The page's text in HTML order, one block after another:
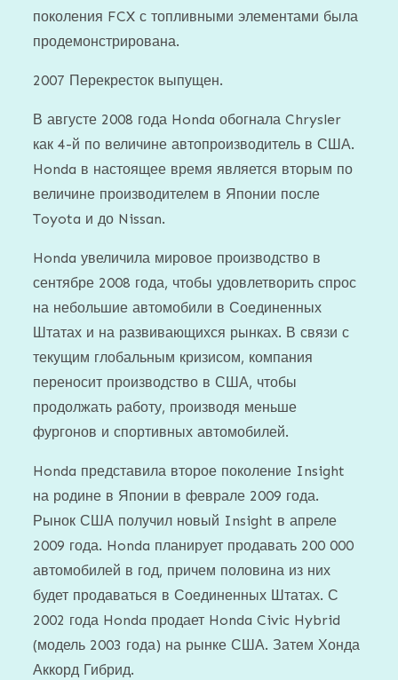
поколения FCX с топливными элементами была
продемонстрирована.
2007 Перекресток выпущен.
В августе 2008 года Honda обогнала Chrysler
как 4-й по величине автопроизводитель в США.
Honda в настоящее время является вторым по
величине производителем в Японии после
Toyota и до Nissan.
Honda увеличила мировое производство в
сентябре 2008 года, чтобы удовлетворить спрос
на небольшие автомобили в Соединенных
Штатах и ​​на развивающихся рынках. В связи с
текущим глобальным кризисом, компания
переносит производство в США, чтобы
продолжать работу, производя меньше
фургонов и спортивных автомобилей.
Honda представила второе поколение Insight
на родине в Японии в феврале 2009 года.
Рынок США получил новый Insight в апреле
2009 года. Honda планирует продавать 200 000
автомобилей в год, причем половина из них
будет продаваться в Соединенных Штатах. С
2002 года Honda продает Honda Civic Hybrid
(модель 2003 года) на рынке США. Затем Хонда
Аккорд Гибрид.